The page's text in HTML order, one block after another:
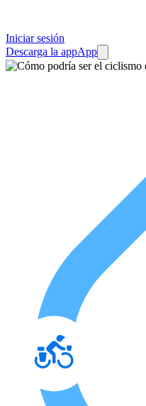
Iniciar sesión
Descarga la appApp